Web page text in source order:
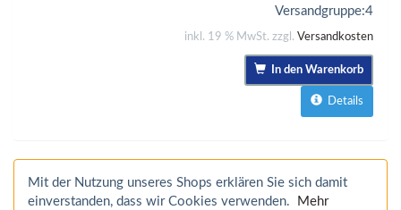
Versandgruppe:4
inkl. 19 % MwSt. zzgl. Versandkosten
In den Warenkorb
Details
Mit der Nutzung unseres Shops erklären Sie sich damit
einverstanden, dass wir Cookies verwenden.
Mehr